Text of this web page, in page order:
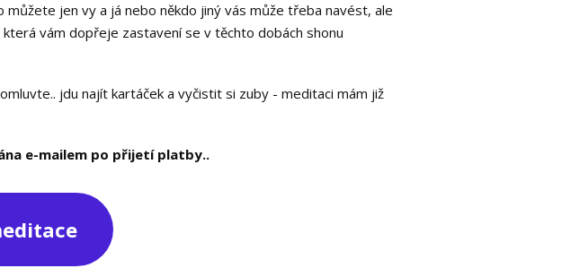
můžete jen vy a já nebo někdo jiný vás může třeba navést, ale
vám dopřeje zastavení se v těchto dobách shonu
jdu najít kartáček a vyčistit si zuby - meditaci mám již
e-mailem po přijetí platby..